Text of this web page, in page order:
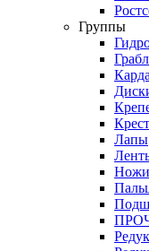
Группы
Лапы
Ножи